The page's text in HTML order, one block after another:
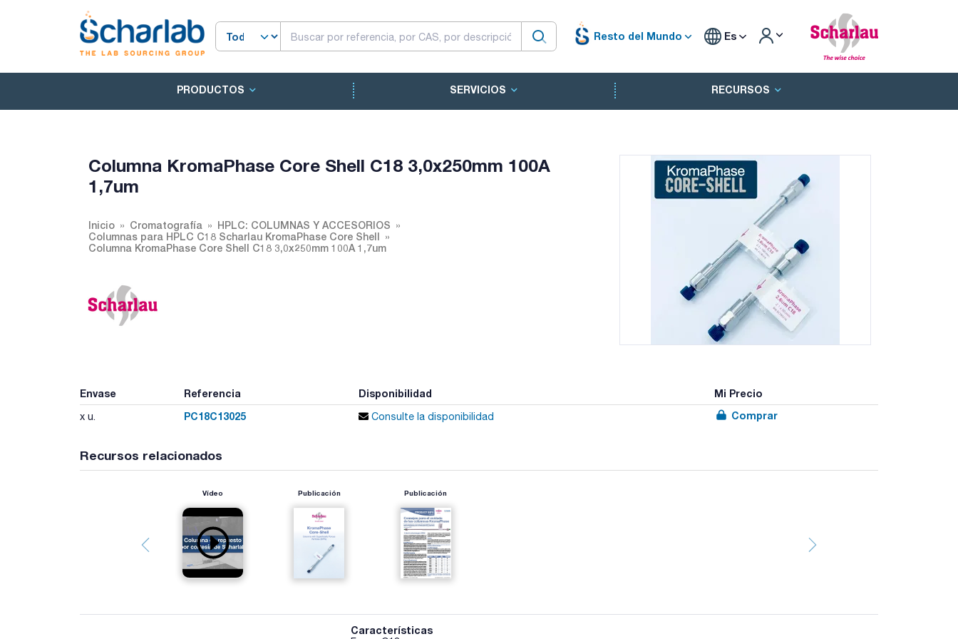
Resto del Mundo Es
PRODUCTOS SERVICIOS RECURSOS
Columna KromaPhase Core Shell C18 3,0x250mm 100A
1,7um
Inicio Cromatografía
HPLC: COLUMNAS Y ACCESORIOS
Columnas para HPLC C18 Scharlau KromaPhase Core Shell
Columna KromaPhase Core Shell C18 3,0x250mm 100A 1,7um
Envase Referencia Disponibilidad Mi Precio
x u. PC18C13025 Consulte la disponibilidad Comprar
Recursos relacionados
Vídeo Publicación Publicación
Características